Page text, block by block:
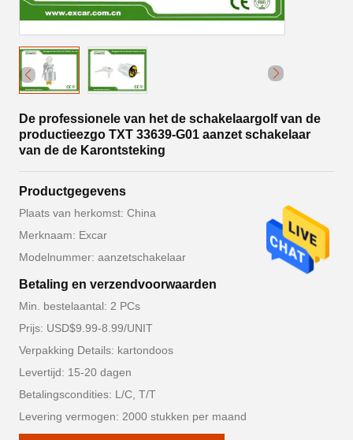
De professionele van het de schakelaargolf van de
productieezgo TXT 33639-G01 aanzet schakelaar
van de de Karontsteking
Productgegevens
Plaats van herkomst: China
Merknaam: Excar
Modelnummer: aanzetschakelaar
Betaling en verzendvoorwaarden
Min. bestelaantal: 2 PCs
Prijs: USD$9.99-8.99/UNIT
Verpakking Details: kartondoos
Levertijd: 15-20 dagen
Betalingscondities: L/C, T/T
Levering vermogen: 2000 stukken per maand